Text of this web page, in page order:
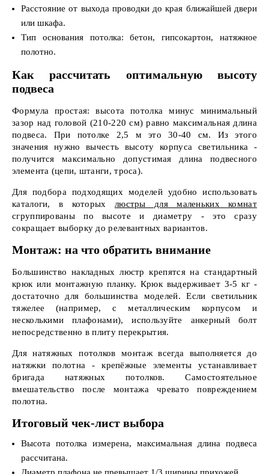
Расстояние от выхода проводки до края ближайшей двери
или шкафа.
Тип основания потолка: бетон, гипсокартон, натяжное
полотно.
Как рассчитать оптимальную высоту
подвеса
Формула простая: высота потолка минус минимальный
зазор над головой (210-220 см) равно максимальная длина
подвеса. При потолке 2,5 м это 30-40 см. Из этого
значения нужно вычесть высоту корпуса светильника -
получится максимально допустимая длина подвесного
элемента (цепи, штанги, троса).
Для подбора подходящих моделей удобно использовать
каталоги, в которых люстры для маленьких комнат
сгруппированы по высоте и диаметру - это сразу
сокращает выборку до релевантных вариантов.
Монтаж: на что обратить внимание
Большинство накладных люстр крепятся на стандартный
крюк или монтажную планку. Крюк выдерживает 3-5 кг -
достаточно для большинства моделей. Если светильник
тяжелее (например, с металлическим корпусом и
несколькими плафонами), используйте анкерный болт
непосредственно в плиту перекрытия.
Для натяжных потолков монтаж всегда выполняется до
натяжки полотна - крепёжные элементы устанавливает
бригада натяжных потолков. Самостоятельное
вмешательство после монтажа чревато повреждением
полотна.
Итоговый чек-лист выбора
Высота потолка измерена, максимальная длина подвеса
рассчитана.